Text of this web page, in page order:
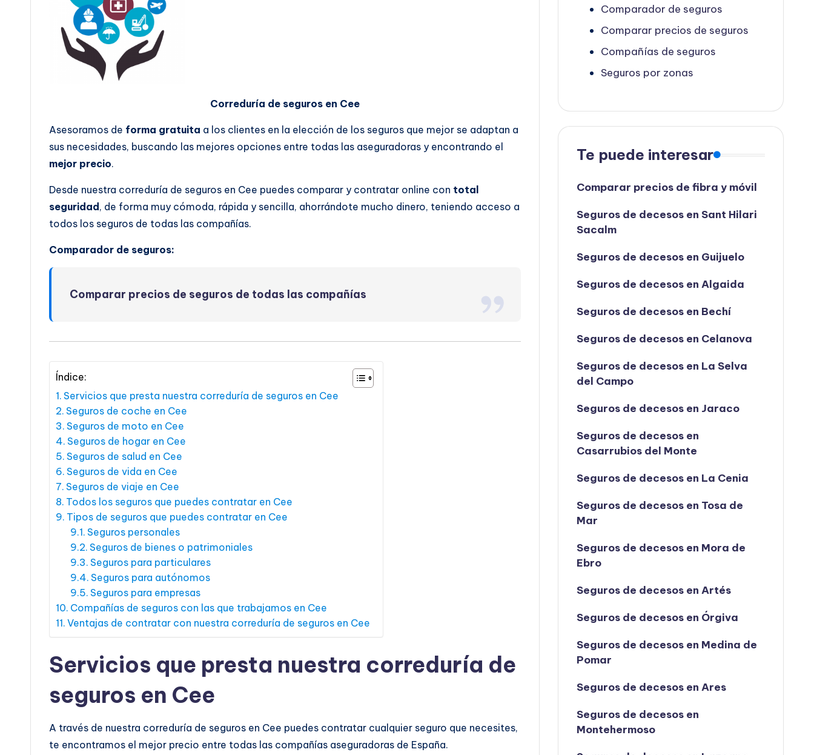
Correduría de seguros en Cee
Asesoramos de forma gratuita a los clientes en la elección de los seguros que mejor se adaptan a
sus necesidades, buscando las mejores opciones entre todas las aseguradoras y encontrando el
mejor precio.
Desde nuestra correduría de seguros en Cee puedes comparar y contratar online con total
seguridad , de forma muy cómoda, rápida y sencilla, ahorrándote mucho dinero, teniendo acceso a
todos los seguros de todas las compañías.
Comparador de seguros:
Comparar precios de seguros de todas las compañías
Índice:
Servicios que presta nuestra correduría de seguros en Cee
Seguros de coche en Cee
Seguros de moto en Cee
Seguros de hogar en Cee
Seguros de salud en Cee
Seguros de vida en Cee
Seguros de viaje en Cee
Todos los seguros que puedes contratar en Cee
Tipos de seguros que puedes contratar en Cee
Seguros personales
Seguros de bienes o patrimoniales
Seguros para particulares
Seguros para autónomos
Seguros para empresas
Compañías de seguros con las que trabajamos en Cee
Ventajas de contratar con nuestra correduría de seguros en Cee
Servicios que presta nuestra correduría de
seguros en Cee
A través de nuestra correduría de seguros en Cee puedes contratar cualquier seguro que necesites,
te encontramos el mejor precio entre todas las compañías aseguradoras de España.
Comparador de seguros
Comparar precios de seguros
Compañías de seguros
Seguros por zonas
Te puede interesar
Comparar precios de fibra y móvil
Seguros de decesos en Sant Hilari
Sacalm
Seguros de decesos en Guijuelo
Seguros de decesos en Algaida
Seguros de decesos en Bechí
Seguros de decesos en Celanova
Seguros de decesos en La Selva
del Campo
Seguros de decesos en Jaraco
Seguros de decesos en
Casarrubios del Monte
Seguros de decesos en La Cenia
Seguros de decesos en Tosa de
Mar
Seguros de decesos en Mora de
Ebro
Seguros de decesos en Artés
Seguros de decesos en Órgiva
Seguros de decesos en Medina de
Pomar
Seguros de decesos en Ares
Seguros de decesos en
Montehermoso